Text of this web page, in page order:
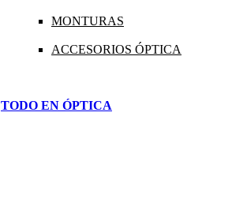
MONTURAS
ACCESORIOS ÓPTICA
TODO EN ÓPTICA